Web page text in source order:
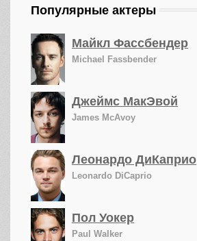
Популярные актеры
Майкл Фассбендер
Michael Fassbender
Джеймс МакЭвой
James McAvoy
Леонардо ДиКаприо
Leonardo DiCaprio
Пол Уокер
Paul Walker